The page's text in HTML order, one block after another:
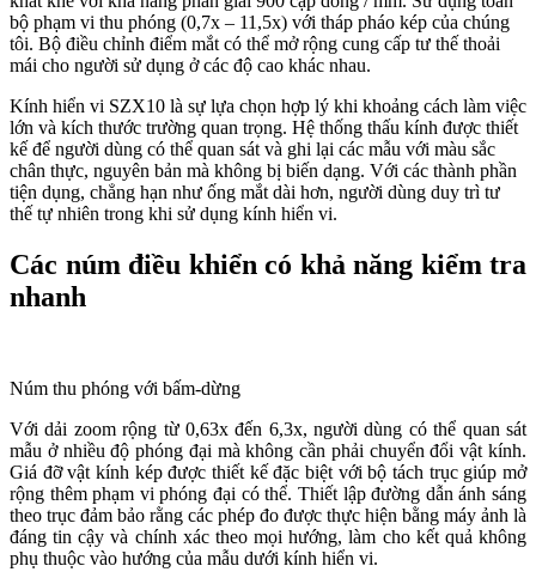
bộ phạm vi thu phóng (0,7x – 11,5x) với tháp pháo kép của chúng
tôi. Bộ điều chỉnh điểm mắt có thể mở rộng cung cấp tư thế thoải
mái cho người sử dụng ở các độ cao khác nhau.
Kính hiển vi SZX10 là sự lựa chọn hợp lý khi khoảng cách làm việc
lớn và kích thước trường quan trọng. Hệ thống thấu kính được thiết
kế để người dùng có thể quan sát và ghi lại các mẫu với màu sắc
chân thực, nguyên bản mà không bị biến dạng. Với các thành phần
tiện dụng, chẳng hạn như ống mắt dài hơn, người dùng duy trì tư
thế tự nhiên trong khi sử dụng kính hiển vi.
Các núm điều khiển có khả năng kiểm tra
nhanh
Núm thu phóng với bấm-dừng
Với dải zoom rộng từ 0,63x đến 6,3x, người dùng có thể quan sát
mẫu ở nhiều độ phóng đại mà không cần phải chuyển đổi vật kính.
Giá đỡ vật kính kép được thiết kế đặc biệt với bộ tách trục giúp mở
rộng thêm phạm vi phóng đại có thể. Thiết lập đường dẫn ánh sáng
theo trục đảm bảo rằng các phép đo được thực hiện bằng máy ảnh là
đáng tin cậy và chính xác theo mọi hướng, làm cho kết quả không
phụ thuộc vào hướng của mẫu dưới kính hiển vi.